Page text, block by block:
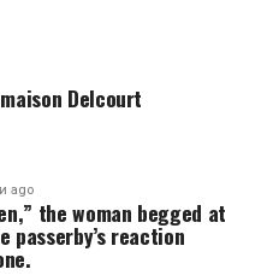
Delcourt
ago
the woman begged at
passerby’s reaction